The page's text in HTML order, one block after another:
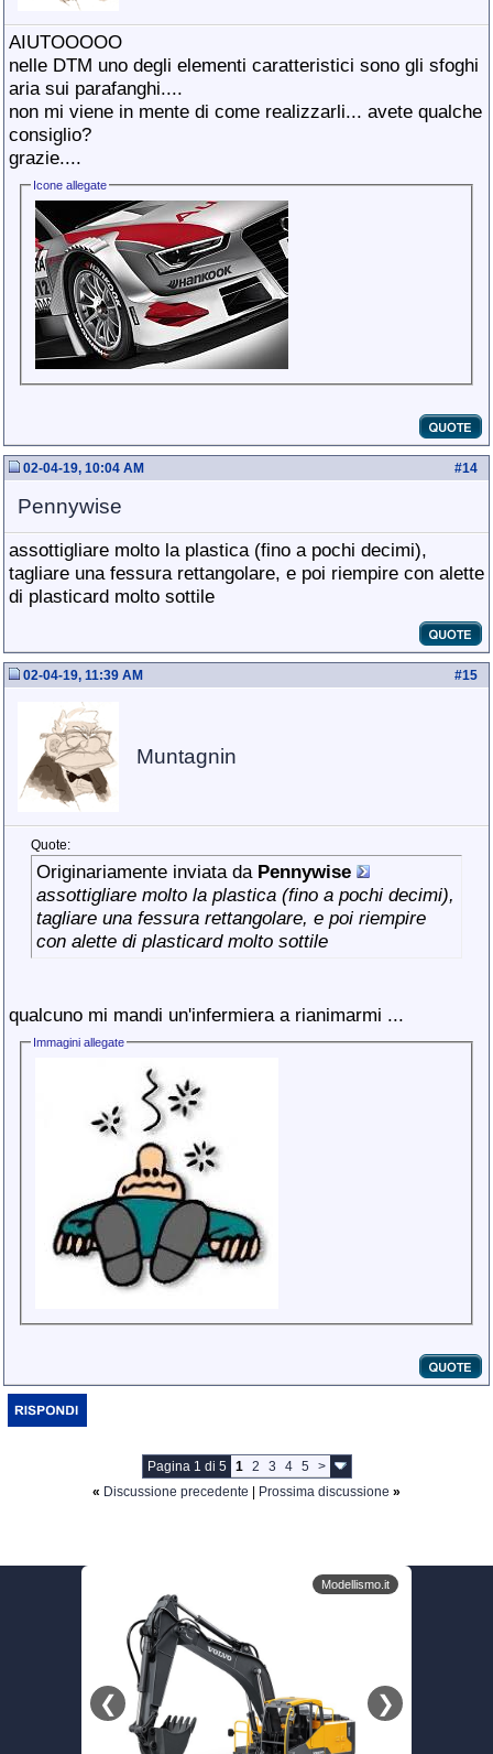
AIUTOOOOO
nelle DTM uno degli elementi caratteristici sono gli sfoghi
aria sui parafanghi....
non mi viene in mente di come realizzarli... avete qualche
consiglio?
grazie....
Icone allegate
#14
02-04-19, 10:04 AM
Pennywise
assottigliare molto la plastica (fino a pochi decimi),
tagliare una fessura rettangolare, e poi riempire con alette
di plasticard molto sottile
#15
02-04-19, 11:39 AM
Muntagnin
Quote:
Originariamente inviata da Pennywise
assottigliare molto la plastica (fino a pochi decimi),
tagliare una fessura rettangolare, e poi riempire
con alette di plasticard molto sottile
qualcuno mi mandi un'infermiera a rianimarmi ...
Immagini allegate
Pagina 1 di 5 1 2 3 4 5
>
« Discussione precedente Prossima discussione »